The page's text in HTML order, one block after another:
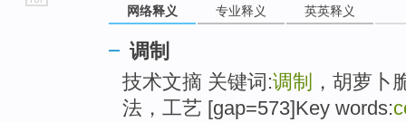
网络释义 专业释义 英英释义
调制
技术文摘 关键词:调制
，胡萝卜
法，工艺 [gap=573]Key words: